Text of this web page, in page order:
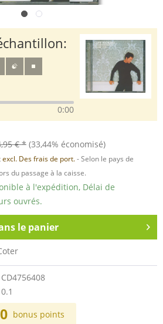
0:00
€ * (33,44% économisé)
excl. Des frais de port.- Selon le pays de
du passage à la caisse.
à l'expédition, Délai de
ouvrés.
le panier
CD4756408
0.1
bonus points